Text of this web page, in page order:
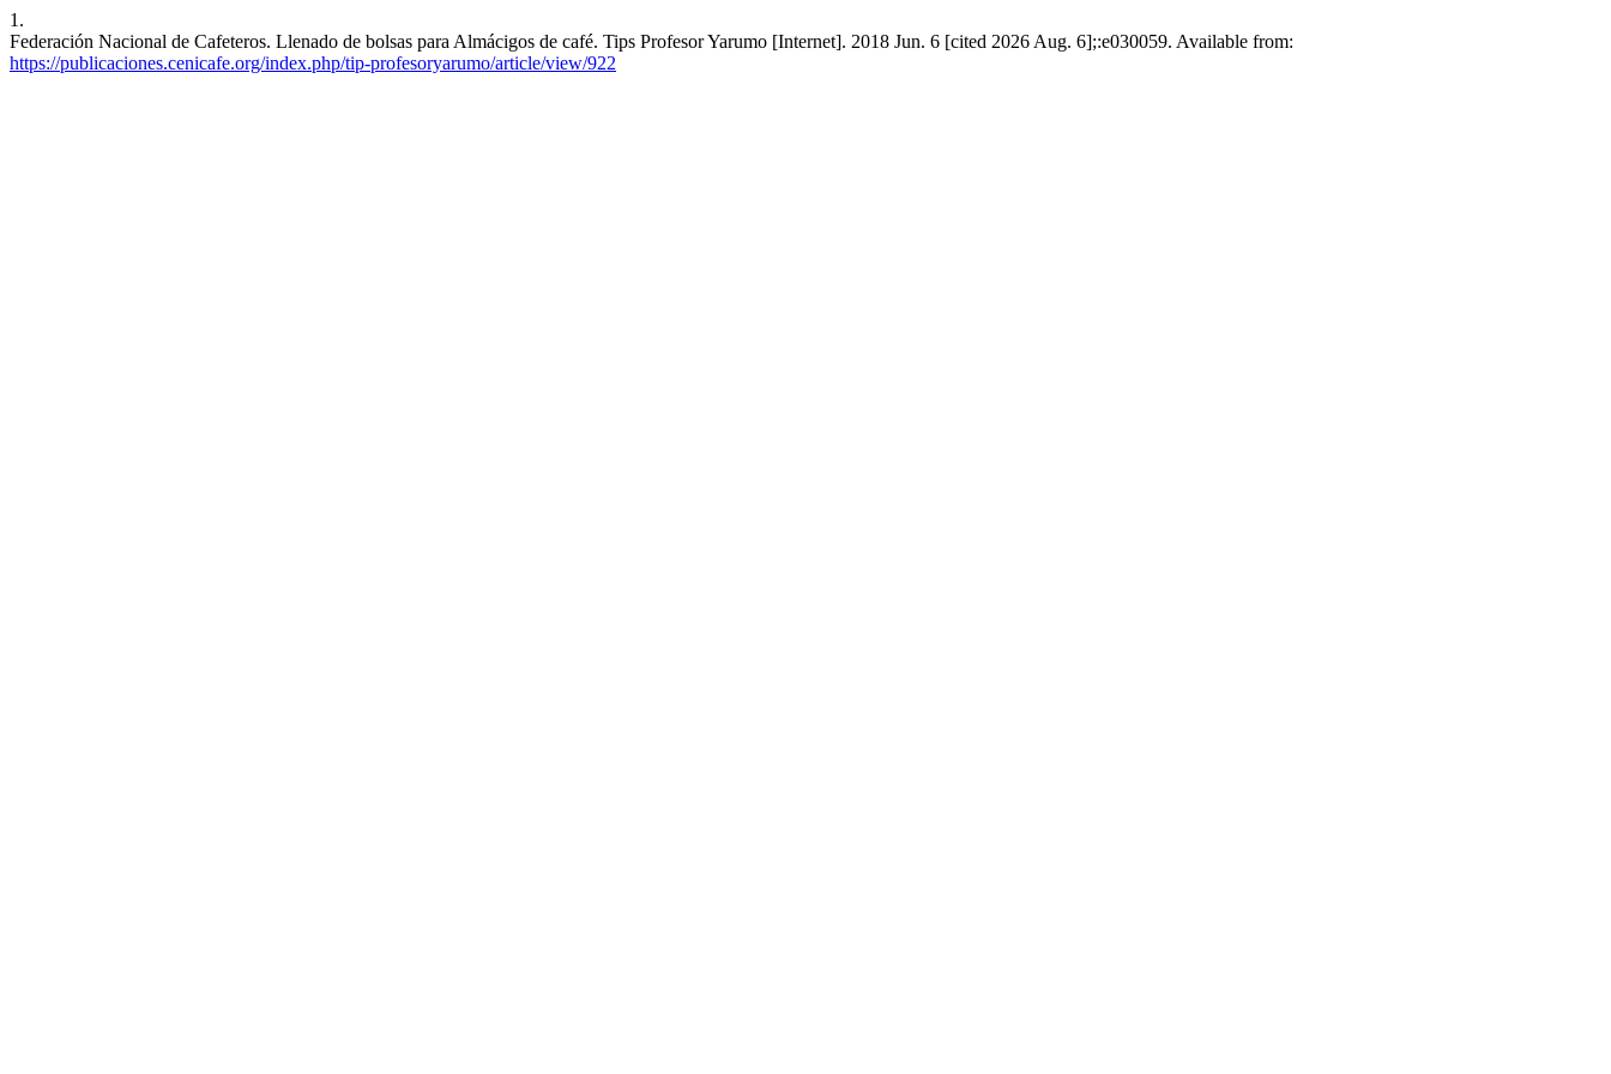
1.
Federación Nacional de Cafeteros. Llenado de bolsas para Almácigos de café. Tips Profesor Yarumo [Internet]. 2018 Jun. 6 [cited 2026 Aug. 6];:e030059. Available from:
https://publicaciones.cenicafe.org/index.php/tip-profesoryarumo/article/view/922